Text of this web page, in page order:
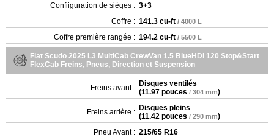
Confiiguration de sièges : 3+3
Coffre : 141.3 cu-ft / 4000 L
Coffre première rangée : 194.2 cu-ft / 5500 L
Fiat Scudo 2025 L3 MultiCab CrewVan 1.5 BlueHDi 120 Stop&Start
FlexCab Freins, Pneus, Direction et Suspension
Freins avant : Disques ventilés
(11.97 pouces / 304 mm)
Freins arrière : Disques pleins
(11.42 pouces / 290 mm)
Pneu Avant : 215/65 R16